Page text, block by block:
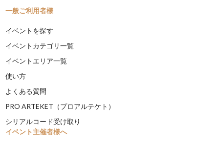
一般ご利用者様
イベントを探す
イベントカテゴリ一覧
イベントエリア一覧
使い方
よくある質問
PRO ARTEKET（プロアルテケト）
シリアルコード受け取り
イベント主催者様へ